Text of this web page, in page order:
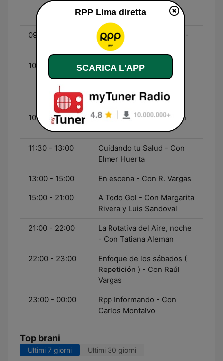
Armando Canchanya
09:00 - 10:00
Enfoque de los Sábados -
Con Raúl Vargas
10:00 - 10:30
Diálogo de Fe - Con
Monseñor Juan Luis
Canchanya
10:30 - 11:30
Familia Punto Com - Con
11:30 - 13:00
Cuidando tu Salud - Con
Elmer Huerta
13:00 - 15:00 En escena - Con R. Vargas
15:00 - 21:00
A Todo Gol - Con Margarita
Rivera y Luis Sandoval
21:00 - 22:00
La Rotativa del Aire, noche
- Con Tatiana Aleman
22:00 - 23:00
Enfoque de los sábados (
Repetición ) - Con Raúl
Vargas
23:00 - 00:00
Rpp Informando - Con
Carlos Montalvo
Top brani
Ultimi 7 giorni Ultimi 30 giorni
RPP Lima diretta
SCARICA L'APP